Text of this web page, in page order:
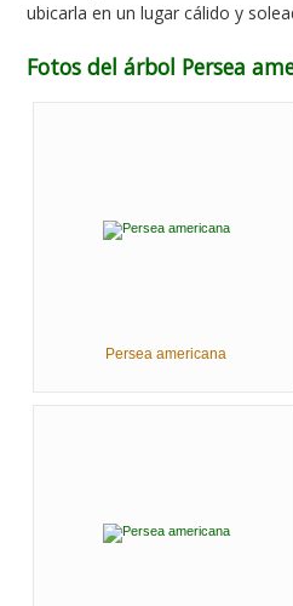
ubicarla en un lugar cálido y
Fotos del árbol Persea
Persea americana